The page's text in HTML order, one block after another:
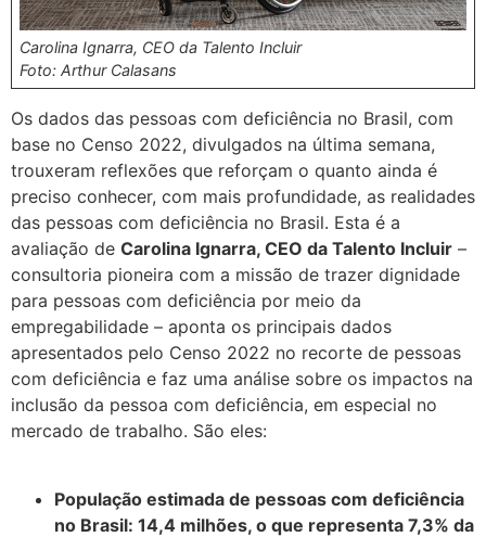
Carolina Ignarra, CEO da Talento Incluir
Foto: Arthur Calasans
Os dados das pessoas com deficiência no Brasil, com
base no Censo 2022, divulgados na última semana,
trouxeram reflexões que reforçam o quanto ainda é
preciso conhecer, com mais profundidade, as realidades
das pessoas com deficiência no Brasil. Esta é a
avaliação de Carolina Ignarra, CEO da Talento Incluir –
consultoria pioneira com a missão de trazer dignidade
para pessoas com deficiência por meio da
empregabilidade – aponta os principais dados
apresentados pelo Censo 2022 no recorte de pessoas
com deficiência e faz uma análise sobre os impactos na
inclusão da pessoa com deficiência, em especial no
mercado de trabalho. São eles:
População estimada de pessoas com deficiência
no Brasil: 14,4 milhões, o que representa 7,3% da